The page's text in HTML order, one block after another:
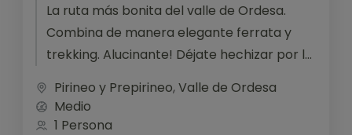
La ruta más bonita del valle de Ordesa.
Combina de manera elegante ferrata y
trekking. Alucinante! Déjate hechizar por la
Pirineo y Prepirineo,Valle de Ordesa
Medio
1 Persona